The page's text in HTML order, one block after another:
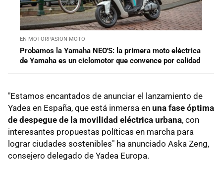
EN MOTORPASION MOTO
Probamos la Yamaha NEO'S: la primera moto eléctrica
de Yamaha es un ciclomotor que convence por calidad
"Estamos encantados de anunciar el lanzamiento de
Yadea en España, que está inmersa en una fase óptima
de despegue de la movilidad eléctrica urbana, con
interesantes propuestas políticas en marcha para
lograr ciudades sostenibles" ha anunciado Aska Zeng,
consejero delegado de Yadea Europa.